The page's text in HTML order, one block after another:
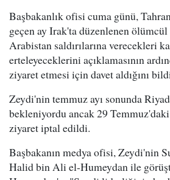
Başbakanlık ofisi cuma günü,
geçen ay Irak'ta düzenlenen
Arabistan saldırılarına verecekleri
erteleyeceklerini açıklamasının
ziyaret etmesi için davet aldığını
Zeydi'nin temmuz ayı sonunda
bekleniyordu ancak 29
ziyaret iptal edildi.
Başbakanın medya ofisi, Zeydi'nin
Halid bin Ali el-Humeydan ile